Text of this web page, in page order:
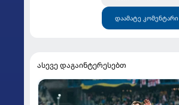
დაამატე კომენტარი
ასევე დაგაინტერესებთ